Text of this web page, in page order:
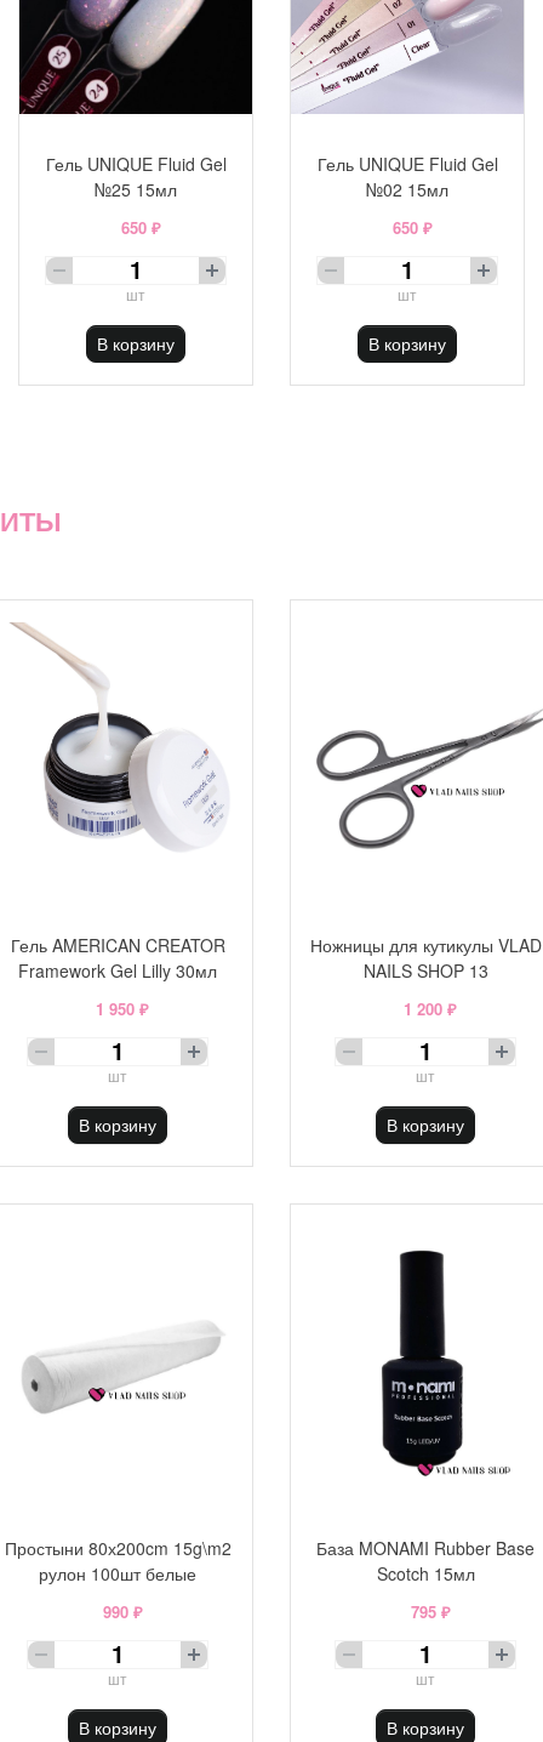
Гель UNIQUE Fluid Gel
№25 15мл
650 ₽
шт
В корзину
Гель UNIQUE Fluid Gel
№02 15мл
650 ₽
шт
В корзину
Гель AMERICAN CREATOR
Framework Gel Lilly 30мл
1 950 ₽
шт
В корзину
Ножницы для кутикулы VLAD
NAILS SHOP 13
1 200 ₽
шт
В корзину
Простыни 80х200cm 15g\m2
рулон 100шт белые
990 ₽
шт
В корзину
База MONAMI Rubber Base
Scotch 15мл
795 ₽
шт
В корзину